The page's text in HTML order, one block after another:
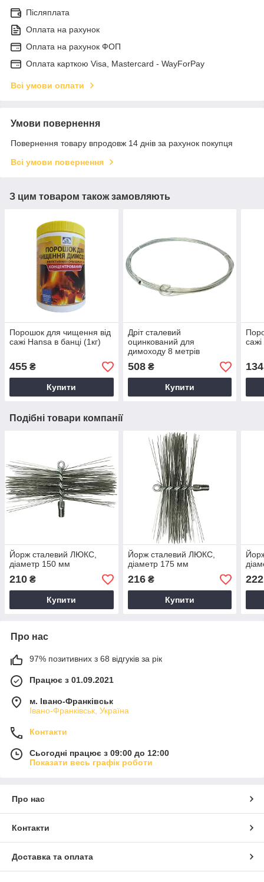
Післяплата
Оплата на рахунок
Оплата на рахунок ФОП
Оплата карткою Visa, Mastercard - WayForPay
Всі умови оплати
Умови повернення
Повернення товару впродовж 14 днів за рахунок покупця
Всі умови повернення
З цим товаром також замовляють
Порошок для чищення від
сажі Hansa в банці (1кг)
455 ₴
Купити
Дріт сталевий
оцинкований для
димоходу 8 метрів
508₴
Купити
134
Подібні товари компанії
Йорж сталевий ЛЮКС,
діаметр 150 мм
210 ₴
Купити
Йорж сталевий ЛЮКС,
діаметр 175 мм
216₴
Купити
222
Про нас
97% позитивних з 68 відгуків за рік
Працює з 01.09.2021
м. Івано-Франківськ
Івано-Франківськ, Україна
Контакти
Сьогодні працює з 09:00 до 12:00
Показати весь графік роботи
Про нас
Контакти
Доставка та оплата